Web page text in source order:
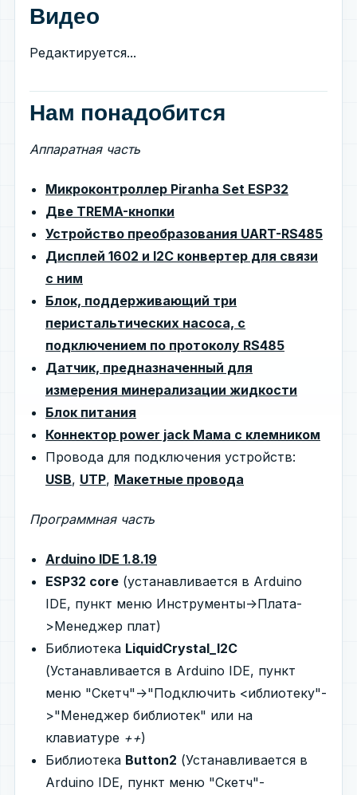
Видео
Редактируется...
Нам понадобится
Аппаратная часть
Микроконтроллер Piranha Set ESP32
Две TREMA-кнопки
Устройство преобразования UART-RS485
Дисплей 1602 и I2C конвертер для связи
с ним
Блок, поддерживающий три
перистальтических насоса, с
подключением по протоколу RS485
Датчик, предназначенный для
измерения минерализации жидкости
Блок питания
Коннектор power jack Мама с клемником
Провода для подключения устройств:
USB, UTP, Макетные провода
Программная часть
Arduino IDE 1.8.19
ESP32 core (устанавливается в Arduino
IDE, пункт меню Инструменты->Плата-
>Менеджер плат)
Библиотека LiquidCrystal_I2C
(Устанавливается в Arduino IDE, пункт
меню "Скетч"->"Подключить <иблиотеку"-
>"Менеджер библиотек" или на
клавиатуре ++)
Библиотека Button2 (Устанавливается в
Arduino IDE, пункт меню "Скетч"-